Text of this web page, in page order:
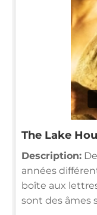
The Lake
Description:
années
boîte aux
sont des âmes